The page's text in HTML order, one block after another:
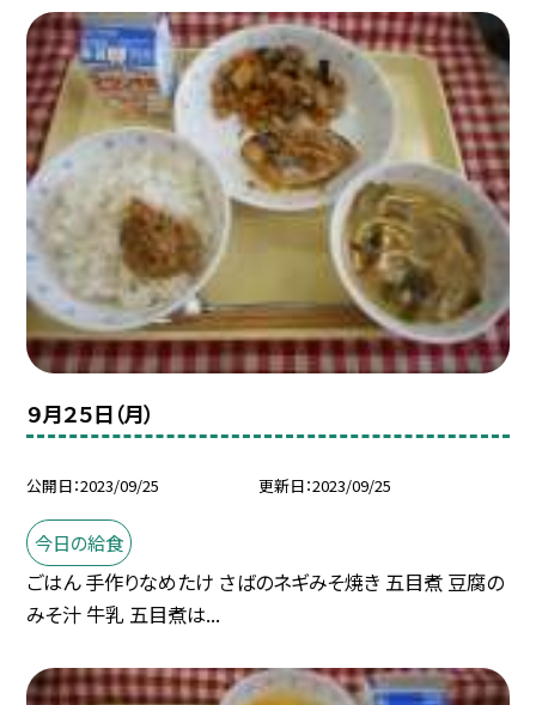
９月２５日（月）
公開日 2023/09/25 更新日 2023/09/25
今日の給食
ごはん 手作りなめたけ さばのネギみそ焼き 五目煮 豆腐の
みそ汁 牛乳 五目煮は...